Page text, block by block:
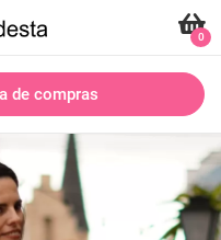
0
de compras